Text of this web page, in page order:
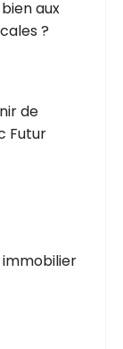
aux
?
de
Futur
immobilier